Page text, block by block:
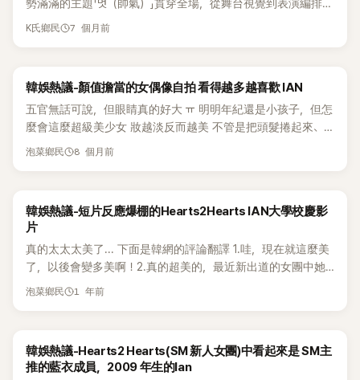
金」。 相關片段隨後在網路上迅速瘋傳，不少網友也留言表示
羨慕，認為Ian不僅長相出眾、以偶像身分活動收入不差，如今
往往需要投入不少時間與金錢，家庭支持也被視為相當重要的
一環。 另外，也有網友提到，Hearts2Hearts另一名成員Stella
先前就曾因出道前就讀國際學校，被外界認為同樣有不錯的家
境。如今Ian也因Vlog中的豪車細節被放大檢視，再度掀起外界
勢滿滿的主題「멋（帥氣）」貫穿全場，從舞台視覺到表演編排，
全都主打風格、存在感與舞台感染力，直接把年度最強舞蹈、
紅天團、火力全開的舞台，更像是一場跨世代、跨風格的 K-
POP 音樂派對，堪稱粉絲年末必看的壓軸大戲。只是沒想到，
舞台話題燒到最後，卻意外落在 SM 娛樂旗下新人女團
Hearts2Hearts 成員 Ian 身上。 Ian 在特別舞台上演出同公司
安排真的不行」，怒火瞬間燒向 SM 娛樂。 不過，Ian 的實際表
現也讓輿論出現明顯兩極。力挺的一派認為，她身為出道不久
的新人，舞台完成度相當高，動作乾淨、台風穩定，存在感十
足，完全不像新人；但也有網友坦言「沒有被打到」，對整體表
現感到無感。 相關舞台片段隨後在韓國大型論壇 theqoo 瘋
「這種天賦就是天生吃演藝圈這行的。」、「原本以為只是視覺成
員，沒想到實力也很強。」、「哇，真的有點像孫娜恩，超
K氏鄉民 7 個月前
韓娛熱議-顏值擔當的女偶像自拍 看得越多越喜歡 IAN
五官無話可說，但眼睛真的好大 ㅠ 明明年紀還是小孩子，但怎
麼會這麼超級美少女 妝越淡反而越美 不管是把頭髮捲起來、
綁起來還是長直髮，都是靠臉在撐所以是不是因為這樣，雖然
太不真實了而已 下面是韓網的評論翻譯 1.連日常穿搭和自拍都
超會拍會選，簡直什麼都會，完全無可挑剔！2.真是漂亮又會
用表情，才華滿滿更讓人喜歡！3.好漂亮～像是孫娜恩的全盛
期一樣～ 不過偶像還是要靠才華和魅力來取勝的。 4.不管是因
為病毒式傳播還是什麼，真是美到不行，這就是我想擁有的臉
好，私服看起來衣品也超不錯，基本上什麼都很厲害的樣子。
8.從輪廓就很完美，頭型漂亮極了！9.哇，真是太美了。 眼睛
泡菜鄉民 8 個月前
韓娛熱議-短片反應爆棚的Hearts2Hearts IAN大學校慶影
片
真的太太太美了... 下面是韓網的評論翻譯 1.哇，現在就這麼美
了，以後會變多美啊！2.真的超美的，最近新出道的女團中她
是我心目中最美的。3.在我眼裡有點像是具荷拉＋孫娜恩＋高
天賦真的爆表！ 7.現在已經超級可愛又美了，再長大一點，稚
氣減少後肯定是超級美女，哈哈哈，舞台表現也超強！8.每次
泡菜鄉民 1 年前
韓娛熱議-Hearts2 Hearts(SM 新人女團)中看起來是 SM主
推的藍衣成員，2009 年生的Ian